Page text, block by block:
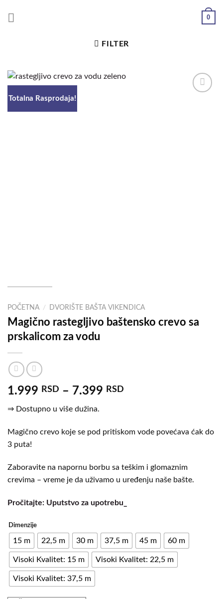
0
FILTER
Totalna Rasprodaja!
POČETNA / DVORIŠTE BAŠTA VIKENDICA
Magično rastegljivo baštensko crevo sa
prskalicom za vodu
1.999 RSD – 7.399 RSD
⇒ Dostupno u više dužina.
Magično crevo koje se pod pritiskom vode povećava ćak do
3 puta!
Zaboravite na napornu borbu sa teškim i glomaznim
crevima – vreme je da uživamo u uređenju naše bašte.
Pročitajte: Uputstvo za upotrebu_
Dimenzije
15 m 22,5 m 30 m 37,5 m 45 m 60 m
Visoki Kvalitet: 15 m Visoki Kvalitet: 22,5 m
Visoki Kvalitet: 37,5 m